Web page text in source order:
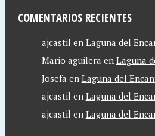
COMENTARIOS RECIENTES
ajcastil en Laguna del
Mario aguilera en Laguna
Josefa en Laguna del
ajcastil en Laguna del
ajcastil en Laguna del